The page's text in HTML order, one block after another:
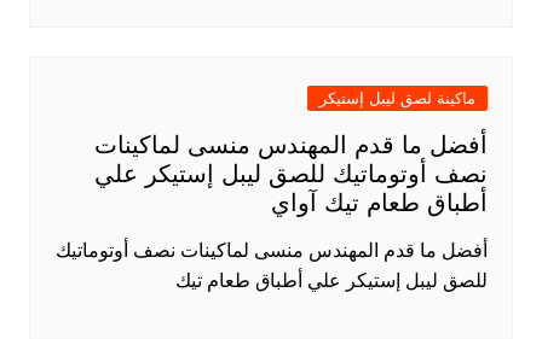
ماكينة لصق ليبل إستيكر
أفضل ما قدم المهندس منسى لماكينات
نصف أوتوماتيك للصق ليبل إستيكر علي
أطباق طعام تيك آواي
أفضل ما قدم المهندس منسى لماكينات نصف أوتوماتيك
للصق ليبل إستيكر علي أطباق طعام تيك